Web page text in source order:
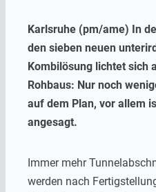
Karlsruhe (pm/ame) In
den sieben neuen
Kombilösung lichtet sich
Rohbaus: Nur noch
auf dem Plan, vor allem
angesagt.
Immer mehr
werden nach